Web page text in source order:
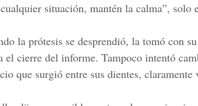
situación, mantén la calma”, solo
la prótesis se desprendió, la tomó con
el cierre del informe. Tampoco intentó
que surgió entre sus dientes,